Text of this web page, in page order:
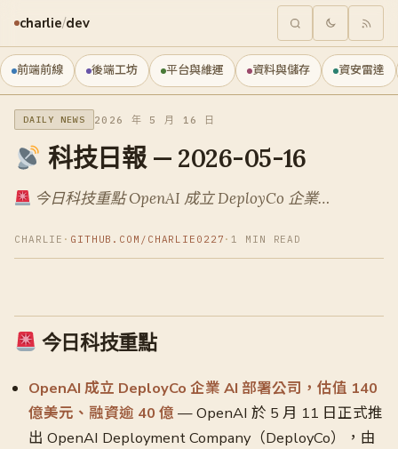
charlie/dev
前端前線 後端工坊 平台與維運 資料與儲存 資安雷達
DAILY NEWS 2026 年 5 月 16 日
科技日報 — 2026-05-16
今日科技重點 OpenAI 成立 DeployCo 企業…
CHARLIE · GITHUB.COM/CHARLIE0227 · 1 MIN READ
今日科技重點
OpenAI 成立 DeployCo 企業 AI 部署公司，估值 140
億美元、融資逾 40 億 — OpenAI 於 5 月 11 日正式推
出 OpenAI Deployment Company（DeployCo），由